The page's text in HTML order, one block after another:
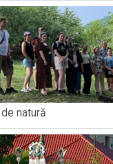
„Luca”
Prix România
natură